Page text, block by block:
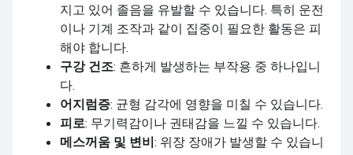
지고 있어 졸음을 유발할 수 있습니다. 특히 운전
이나 기계 조작과 같이 집중이 필요한 활동은 피
해야 합니다.
구강 건조: 흔하게 발생하는 부작용 중 하나입니
다.
어지럼증: 균형 감각에 영향을 미칠 수 있습니다.
피로: 무기력감이나 권태감을 느낄 수 있습니다.
메스꺼움 및 변비: 위장 장애가 발생할 수 있습니